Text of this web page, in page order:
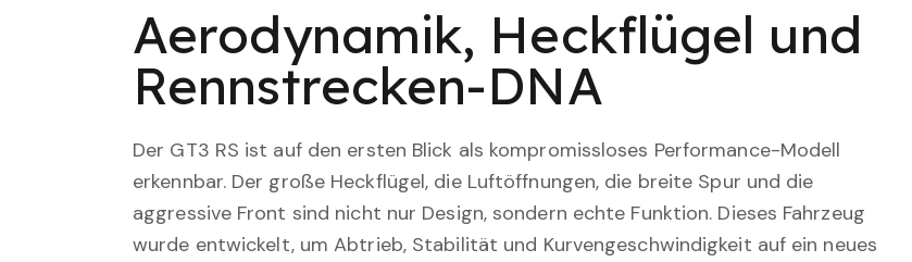
Aerodynamik, Heckflügel und
Rennstrecken-DNA
Der GT3 RS ist auf den ersten Blick als kompromissloses Performance-Modell
erkennbar. Der große Heckflügel, die Luftöffnungen, die breite Spur und die
aggressive Front sind nicht nur Design, sondern echte Funktion. Dieses Fahrzeug
wurde entwickelt, um Abtrieb, Stabilität und Kurvengeschwindigkeit auf ein neues